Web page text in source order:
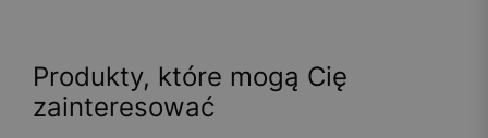
Produkty, które mogą Cię
zainteresować